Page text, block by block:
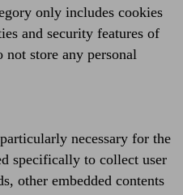
only includes cookies
and security features of
not store any personal
necessary for the
specifically to collect user
other embedded contents